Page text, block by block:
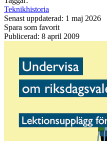
Teknikhistoria
Senast uppdaterad: 1 maj 2026
Spara som favorit
Publicerad: 8 april 2009